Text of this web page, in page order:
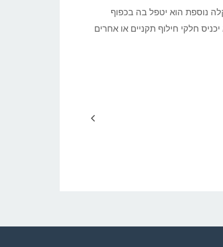
נוספת הוא יטפל בה בכפוף
חלקי חילוף תקניים או אחרים